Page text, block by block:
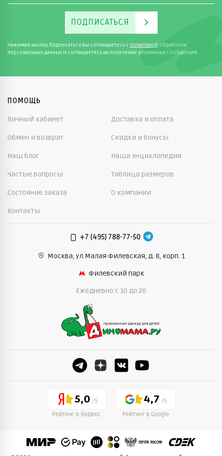
ПОДПИСАТЬСЯ
Нажимая кнопку Подписаться вы соглашаетесь с политикой обработки
персональных данных и соглашаетесь на получение рекламных сообщений.
ПОМОЩЬ
Личный кабинет Доставка и оплата
Обмен и возврат Скидки и бонусы
Наш блог Наша энциклопедия
Частые вопросы Таблица размеров
Состояние заказа О компании
Контакты
+7 (495) 788-77-50
Москва, ул.Малая Филевская, д. 8, корп. 1
Филевский парк
Ежедневно c 10 до 20
5,0 4,7